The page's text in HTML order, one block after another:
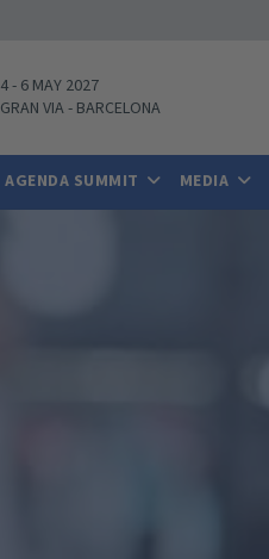
4- 6 MAY 2027
GRAN VIA- BARCELONA
AGENDA SUMMIT MEDIA